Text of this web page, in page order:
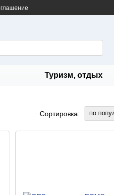
Туризм, отдых
Сортировка: по